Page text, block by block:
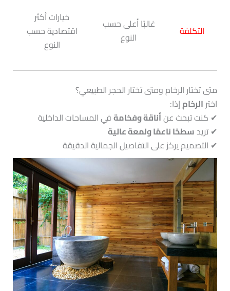
التكلفة
غالبًا أعلى حسب
النوع
خيارات أكثر
اقتصادية حسب
النوع
متى تختار الرخام ومتى تختار الحجر الطبيعي؟
اخترالرخامإذا:
✔ كنت تبحث عنأناقة وفخامةفي المساحات الداخلية
✔ تريدسطحًا ناعمًا ولمعة عالية
✔ التصميم يركز على التفاصيل الجمالية الدقيقة